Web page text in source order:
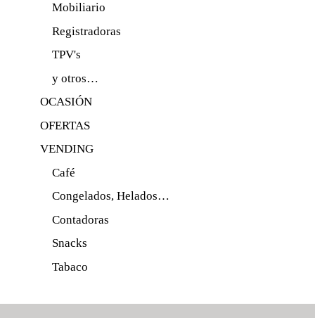
Mobiliario
Registradoras
TPV's
y otros…
OCASIÓN
OFERTAS
VENDING
Café
Congelados, Helados…
Contadoras
Snacks
Tabaco